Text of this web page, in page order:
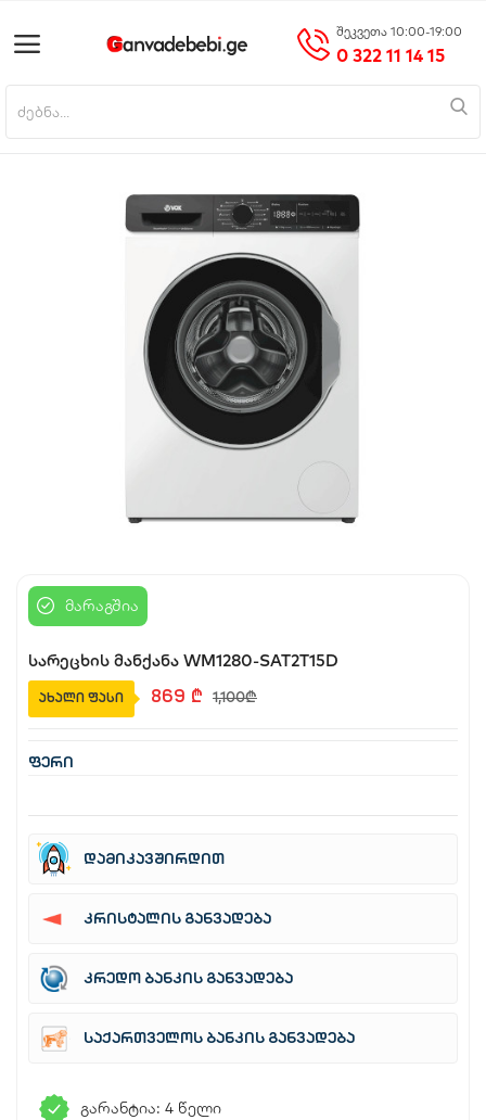
შეკვეთა 10:00-19:00
0 322 11 14 15
მობილურები
საოჯახო ტექნიკა
ციფრული ტექნიკა
აუზები
ფავორიტები
მარაგშია
სარეცხის მანქანა WM1280-SAT2T15D
ახალი ფასი 869 ₾ 1,100₾
ფერი
დამიკავშირდით
კრისტალის განვადება
კრედო ბანკის განვადება
საქართველოს ბანკის განვადება
გარანტია: 4 წელი